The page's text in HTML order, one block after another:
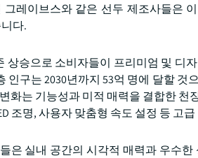
레이브스와 같은 선두 제조사들은
다.
상승으로 소비자들이 프리미엄 및 디
인구는 2030년까지 53억 명에 달할
화는 기능성과 미적 매력을 결합한
조명, 사용자 맞춤형 속도 설정 등 고
은 실내 공간의 시각적 매력과 우수